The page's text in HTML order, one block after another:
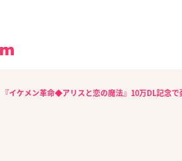
『イケメン革命◆アリスと恋の魔法』10万DL記念